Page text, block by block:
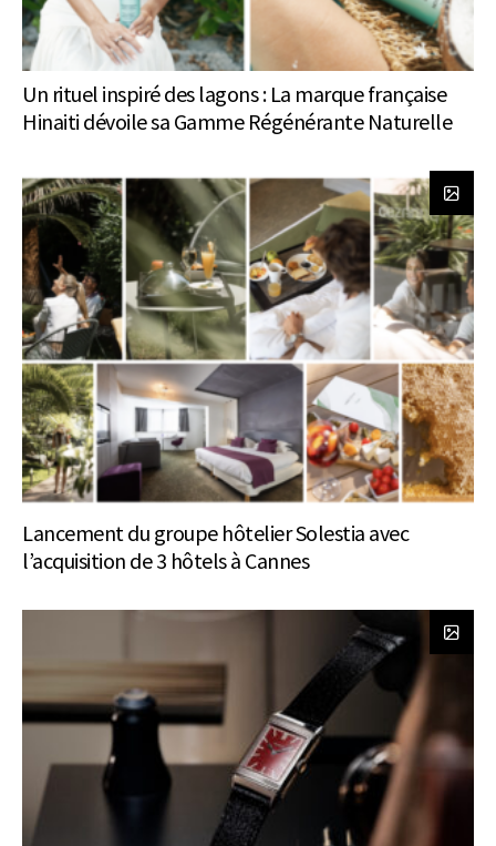
Un rituel inspiré des lagons : La marque française
Hinaiti dévoile sa Gamme Régénérante Naturelle
Lancement du groupe hôtelier Solestia avec
l’acquisition de 3 hôtels à Cannes